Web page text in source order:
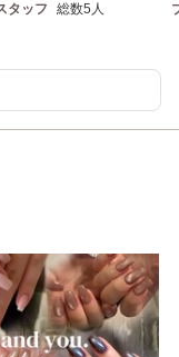
タッフ 総数5人